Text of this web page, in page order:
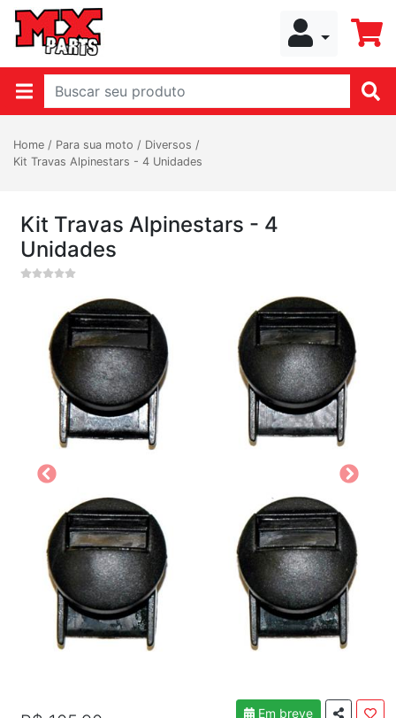
Home / Para sua moto / Diversos /
Kit Travas Alpinestars - 4 Unidades
Kit Travas Alpinestars - 4
Unidades
Em breve